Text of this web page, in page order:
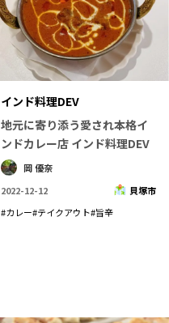
インド料理DEV
地元に寄り添う愛され本格イ
ンドカレー店 インド料理DEV
岡 優奈
2022-12-12
貝塚市
#カレー#テイクアウト#旨辛